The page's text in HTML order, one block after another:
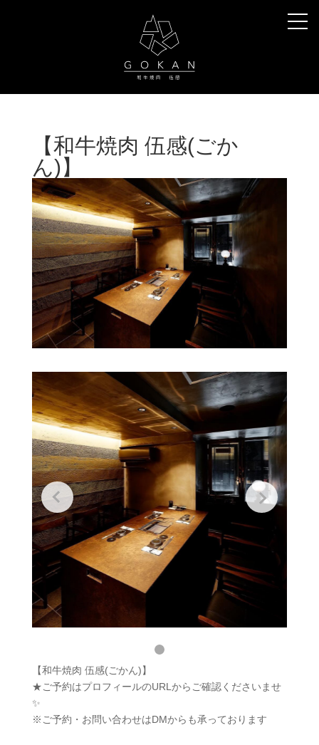
【和牛焼肉 伍感(ごか
ん)】
【和牛焼肉 伍感(ごかん)】
★ご予約はプロフィールのURLからご確認くださいませ
✨
※ご予約・お問い合わせはDMからも承っております